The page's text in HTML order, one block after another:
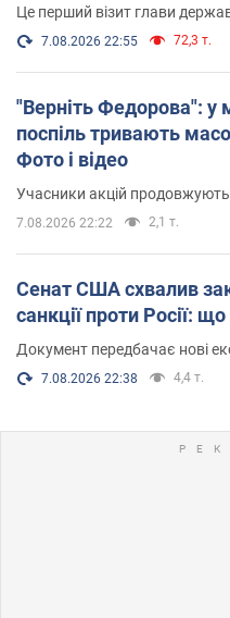
Це перший візит глави
7.08.2026 22:55 72,3 т.
"Верніть Федорова": у
поспіль тривають
Фото і відео
Учасники акцій
7.08.2026 22:22 2,1 т.
Сенат США схвалив
санкції проти Росії: що
Документ передбачає нові
7.08.2026 22:38 4,4 т.